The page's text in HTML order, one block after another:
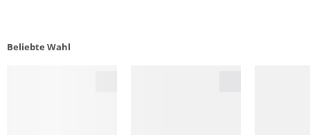
Beliebte Wahl